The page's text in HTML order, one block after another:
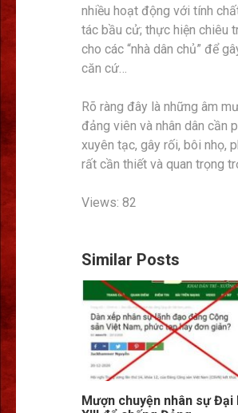
nhiều hoạt động với tính
tác bầu cử; thực hiện chiêu
cho các “nhà dân chủ” để
căn cứ…
Rõ ràng đây là những âm
đảng viên và nhân dân cần
xuyên tạc, gây rối, bôi nhọ,
rất cần thiết và quan trọng
Views: 82
Similar Posts
Mượn chuyện nhân sự Đại